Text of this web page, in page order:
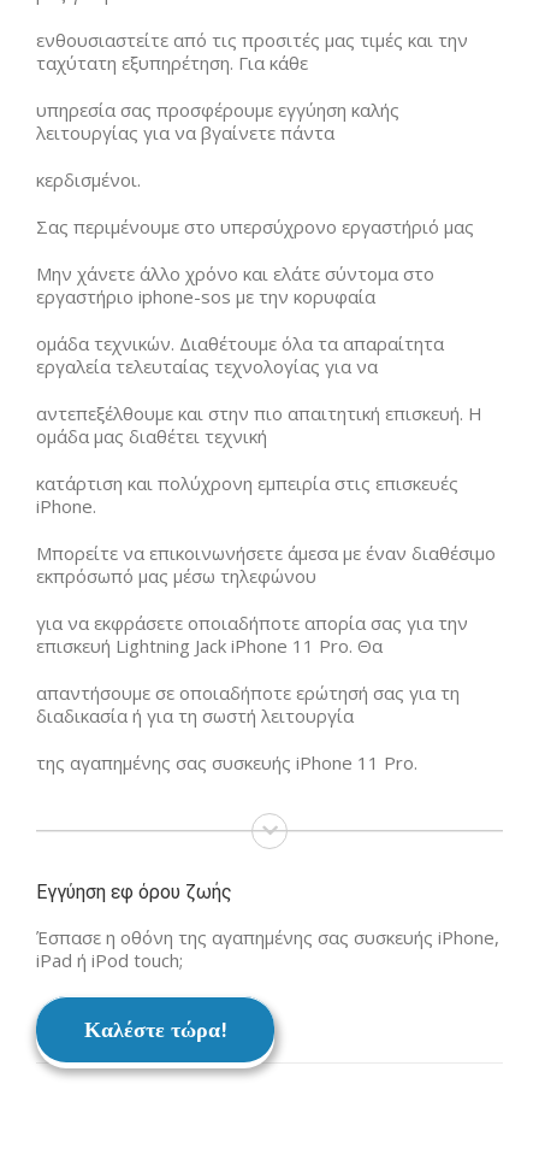
ενθουσιαστείτε από τις προσιτές μας τιμές και την
ταχύτατη εξυπηρέτηση. Για κάθε
υπηρεσία σας προσφέρουμε εγγύηση καλής
λειτουργίας για να βγαίνετε πάντα
κερδισμένοι.
Σας περιμένουμε στο υπερσύχρονο εργαστήριό μας
Μην χάνετε άλλο χρόνο και ελάτε σύντομα στο
εργαστήριο iphone-sos με την κορυφαία
ομάδα τεχνικών. Διαθέτουμε όλα τα απαραίτητα
εργαλεία τελευταίας τεχνολογίας για να
αντεπεξέλθουμε και στην πιο απαιτητική επισκευή. Η
ομάδα μας διαθέτει τεχνική
κατάρτιση και πολύχρονη εμπειρία στις επισκευές
iPhone.
Μπορείτε να επικοινωνήσετε άμεσα με έναν διαθέσιμο
εκπρόσωπό μας μέσω τηλεφώνου
για να εκφράσετε οποιαδήποτε απορία σας για την
επισκευή Lightning Jack iPhone 11 Pro. Θα
απαντήσουμε σε οποιαδήποτε ερώτησή σας για τη
διαδικασία ή για τη σωστή λειτουργία
της αγαπημένης σας συσκευής iPhone 11 Pro.
Εγγύηση εφ όρου ζωής
Έσπασε η οθόνη της αγαπημένης σας συσκευής iPhone,
iPad ή iPod touch;
Καλέστε τώρα!